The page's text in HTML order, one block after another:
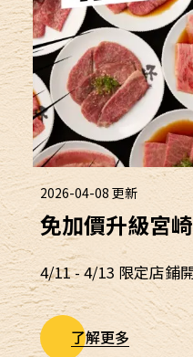
2026-04-08 更新
免加價升級宮
4/11 - 4/13 限定店鋪
了解更多